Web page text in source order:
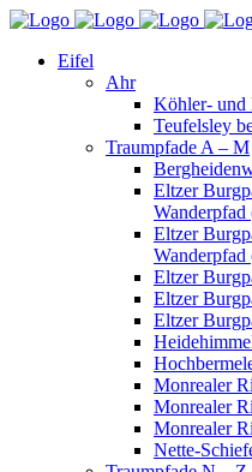
Eifel
Ahr
Köhler- und
Teufelsley
Traumpfade A – M
Eltzer
Eltzer
Eltzer
Eltzer
Eltzer
Monrealer
Monrealer
Monrealer
Nette-